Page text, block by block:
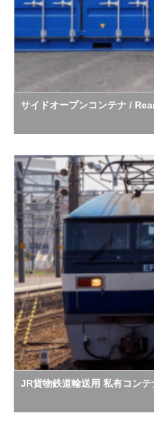
サイドオープンコンテナ /
JR貨物鉄道輸送用 私有コンテ